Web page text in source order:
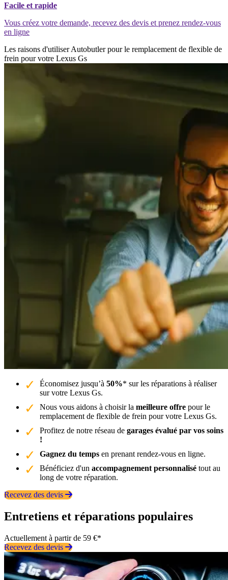
Facile et rapide
Vous créez votre demande, recevez des devis et prenez rendez-vous
en ligne
Les raisons d'utiliser Autobutler pour le remplacement de flexible de
frein pour votre Lexus Gs
Économisez jusqu’à 50%* sur les réparations à réaliser
sur votre Lexus Gs.
Nous vous aidons à choisir la meilleure offre pour le
remplacement de flexible de frein pour votre Lexus Gs.
Profitez de notre réseau de garages évalué par vos soins
!
Gagnez du temps en prenant rendez-vous en ligne.
Bénéficiez d'un accompagnement personnalisé tout au
long de votre réparation.
Recevez des devis
Entretiens et réparations populaires
Actuellement à partir de 59 €*
Recevez des devis